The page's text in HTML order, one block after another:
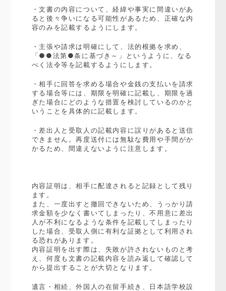
・文書の内容について、経緯や事実に間違いがあ
ると後々争いになる可能性があるため、正確な内
容のみを記載するようにします。
・主張や請求は明確にして、法的根拠を求め、
「●●法第●条に基づき～」というように、なる
べく法令等を記載するようにします。
・相手に回答を求める場合や金銭の支払いを請求
する場合等には、期限を明確に記載し、期限を過
ぎた場合にどのような措置を検討しているのかと
いうことを具体的に記載します。
・差出人と受取人の記載内容に誤りがあると送信
できません。再度送付には無駄な費用や手間がか
かるため、間違えないように注意します。
内容証明は、相手に配達されると記録として残り
ます。
また、一度出すと撤回できないため、うっかり請
求金額を少なく書いてしまったり、不用意に差出
人が不利になるような条件を記載してしまったり
した場合、受取人側に有利な証拠として利用され
る恐れがあります。
内容証明を出す際は、失敗が許されないものと考
え、何度も文書の記載内容を読み返して確認して
から提出することが大切となります。
遺言・相続、外国人の在留手続き、日本語学校設